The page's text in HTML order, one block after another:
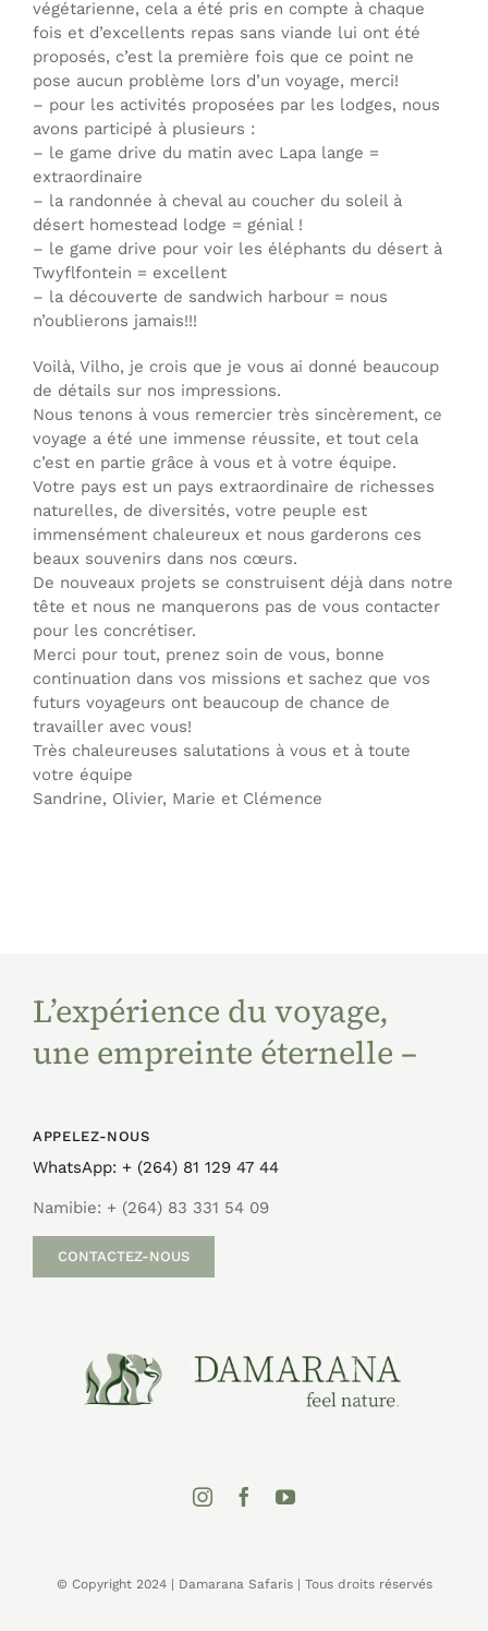
végétarienne, cela a été pris en compte à chaque
fois et d’excellents repas sans viande lui ont été
proposés, c’est la première fois que ce point ne
pose aucun problème lors d’un voyage, merci!
– pour les activités proposées par les lodges, nous
avons participé à plusieurs :
– le game drive du matin avec Lapa lange =
extraordinaire
– la randonnée à cheval au coucher du soleil à
désert homestead lodge = génial !
– le game drive pour voir les éléphants du désert à
Twyflfontein = excellent
– la découverte de sandwich harbour = nous
n’oublierons jamais!!!
Voilà, Vilho, je crois que je vous ai donné beaucoup
de détails sur nos impressions.
Nous tenons à vous remercier très sincèrement, ce
voyage a été une immense réussite, et tout cela
c’est en partie grâce à vous et à votre équipe.
Votre pays est un pays extraordinaire de richesses
naturelles, de diversités, votre peuple est
immensément chaleureux et nous garderons ces
beaux souvenirs dans nos cœurs.
De nouveaux projets se construisent déjà dans notre
tête et nous ne manquerons pas de vous contacter
pour les concrétiser.
Merci pour tout, prenez soin de vous, bonne
continuation dans vos missions et sachez que vos
futurs voyageurs ont beaucoup de chance de
travailler avec vous!
Très chaleureuses salutations à vous et à toute
votre équipe
Sandrine, Olivier, Marie et Clémence
L’expérience du voyage,
une empreinte éternelle –
APPELEZ-NOUS
WhatsApp: + (264) 81 129 47 44
Namibie: + (264) 83 331 54 09
CONTACTEZ-NOUS
© Copyright 2024 | Damarana Safaris | Tous droits réservés